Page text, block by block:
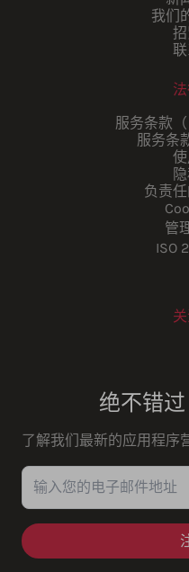
我们
服务条款（
服务条
负责
管
ISO
绝不错过
了解我们最新的应用程序
输入您的电子邮件地址